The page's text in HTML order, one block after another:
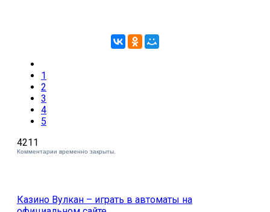
1
2
3
4
5
4211
Комментарии временно закрыты.
Казино Вулкан – играть в автоматы на